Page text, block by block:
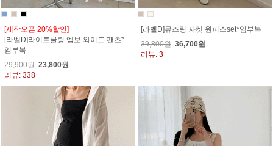
[제작오픈 20%할인]
[라벨D]라이트쿨링 엠보 와이드 팬츠*
임부복
29,900원 23,800원
리뷰: 338
[라벨D]뮤즈링 자켓 원피스set*임부복
39,800원 36,700원
리뷰: 3